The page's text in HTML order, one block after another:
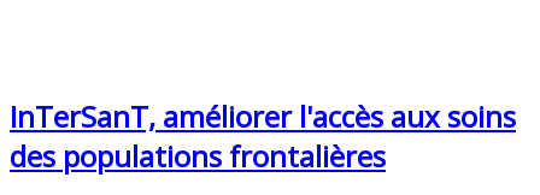
InTerSanT, améliorer l'accès aux soins
des populations frontalières